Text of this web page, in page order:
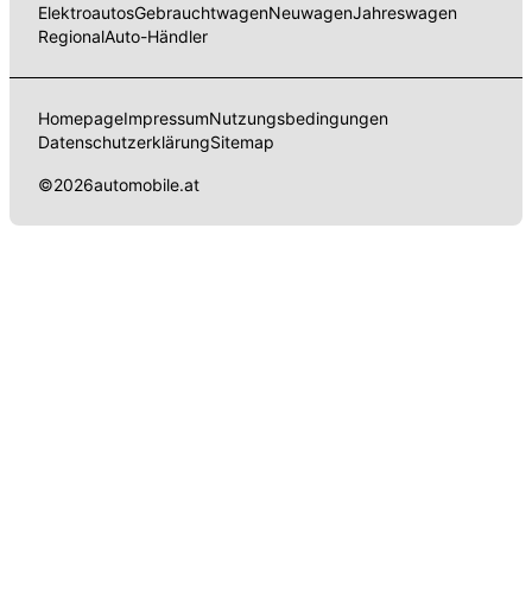
ElektroautosGebrauchtwagenNeuwagenJahreswagen
RegionalAuto-Händler
HomepageImpressumNutzungsbedingungen
DatenschutzerklärungSitemap
©2026automobile.at